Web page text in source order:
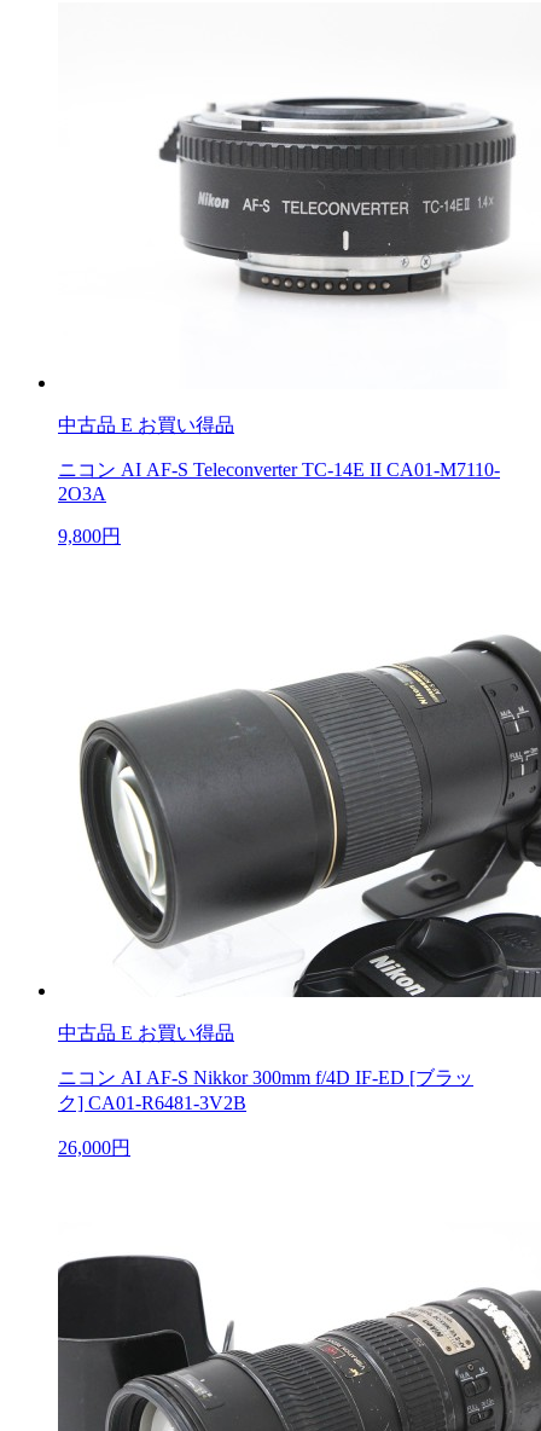
中古品 E お買い得品
ニコン AI AF-S Teleconverter TC-14E II CA01-M7110-
2O3A
9,800円
中古品 E お買い得品
ニコン AI AF-S Nikkor 300mm f/4D IF-ED [ブラッ
ク] CA01-R6481-3V2B
26,000円